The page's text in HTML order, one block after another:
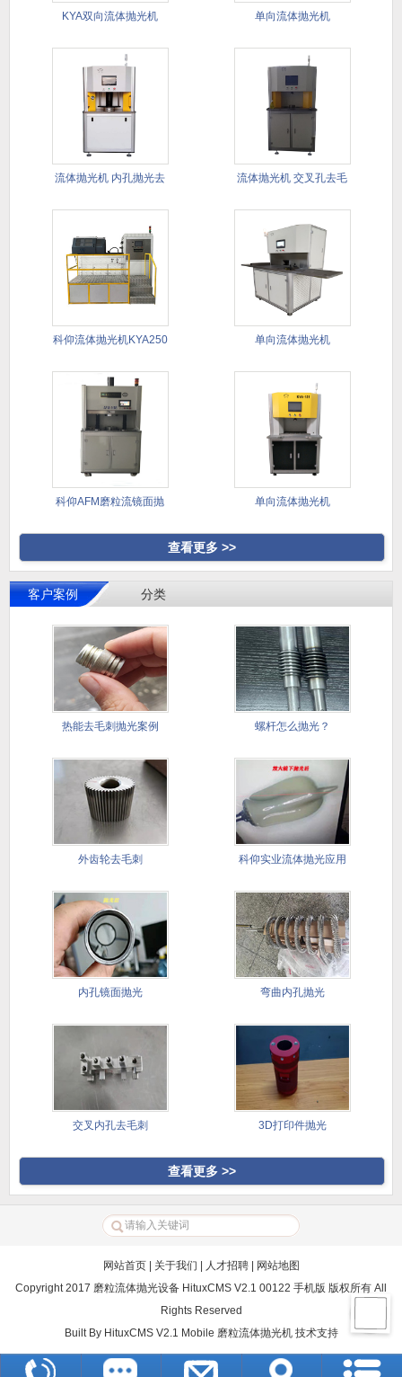
KYA双向流体抛光机 单向流体抛光机
流体抛光机 内孔抛光去 流体抛光机 交叉孔去毛
科仰流体抛光机KYA250 单向流体抛光机
科仰AFM磨粒流镜面抛 单向流体抛光机
查看更多 >>
客户案例 分类
热能去毛刺抛光案例 螺杆怎么抛光？
外齿轮去毛刺 科仰实业流体抛光应用
内孔镜面抛光 弯曲内孔抛光
交叉内孔去毛刺 3D打印件抛光
查看更多 >>
网站首页| 关于我们 人才招聘|
网站地图
Copyright 2017 磨粒流体抛光设备 HituxCMS V2.1 00122 手机版 版权所有 All
Rights Reserved
Built By HituxCMS V2.1 Mobile 磨粒流体抛光机技术支持